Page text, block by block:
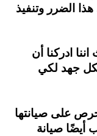
الضرر وتنفيذ
ادركنا أن
جهد لكي
على صيانتها
صيانة